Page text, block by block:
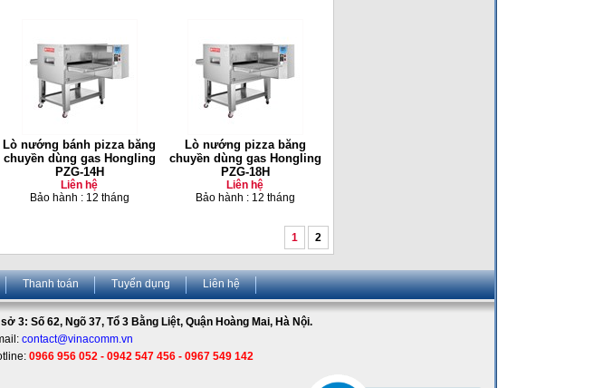
Lò nướng bánh pizza băng
chuyền dùng gas Hongling
PZG-14H
Liên hệ
Bảo hành : 12 tháng
Lò nướng pizza băng
chuyền dùng gas Hongling
PZG-18H
Liên hệ
Bảo hành : 12 tháng
1 2
Thanh toán Tuyển dụng Liên hệ
3: Số 62, Ngõ 37, Tổ 3 Bằng Liệt, Quận Hoàng Mai, Hà Nội.
contact@vinacomm.vn
0966 956 052 - 0942 547 456 - 0967 549 142